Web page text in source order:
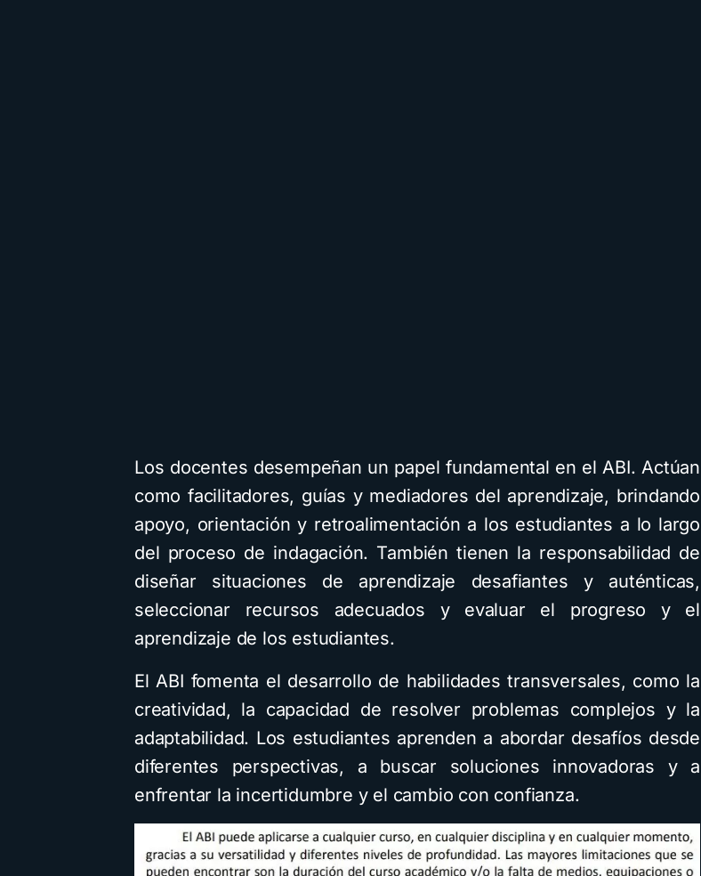
Los docentes desempeñan un papel fundamental en el ABI. Actúan
como facilitadores, guías y mediadores del aprendizaje, brindando
apoyo, orientación y retroalimentación a los estudiantes a lo largo
del proceso de indagación. También tienen la responsabilidad de
diseñar situaciones de aprendizaje desafiantes y auténticas,
seleccionar recursos adecuados y evaluar el progreso y el
aprendizaje de los estudiantes.
El ABI fomenta el desarrollo de habilidades transversales, como la
creatividad, la capacidad de resolver problemas complejos y la
adaptabilidad. Los estudiantes aprenden a abordar desafíos desde
diferentes perspectivas, a buscar soluciones innovadoras y a
enfrentar la incertidumbre y el cambio con confianza.